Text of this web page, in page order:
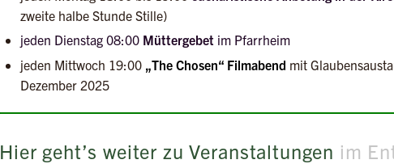
zweite halbe Stunde Stille)
jeden Dienstag 08:00 Müttergebet im Pfarrheim
jeden Mittwoch 19:00 „The Chosen“ Filmabend mit
Dezember 2025
Hier geht’s weiter zu Veranstaltungen im